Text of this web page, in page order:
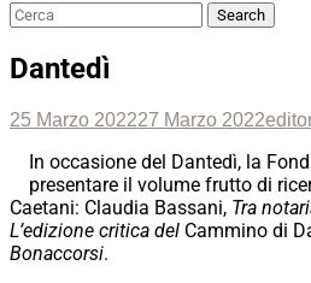
Search
Search
Dantedì
Posted
25 Marzo 202227 Marzo 2022
In occasione del Dantedì, la
presentare il volume frutto di
Caetani: Claudia Bassani, Tra
L’edizione critica del Cammino di
Bonaccorsi.